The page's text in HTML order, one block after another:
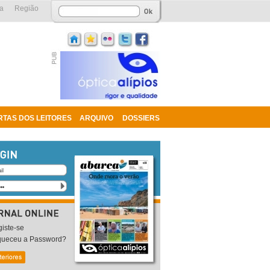
DOS LEITORES ARQUIVO DOSSIERS
Região
se
a Password?